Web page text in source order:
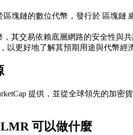
區塊鏈的數位代幣，發行於 區塊
其交易依賴底層網路的安全性與
以更好地了解其預期用途與代幣經
提供，並從全球領先的加密
可以做什麼